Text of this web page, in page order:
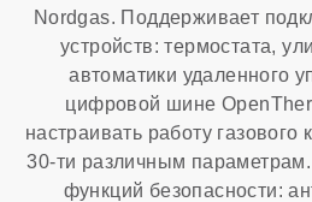
3,65 м³/
Страна производства
Nordgas. Поддерживает
устройств: термостата,
автоматики удаленного
цифровой шине
настраивать работу газового
30-ти различным
функций безопасности: